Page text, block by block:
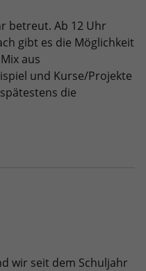
betreut. Ab 12 Uhr
gibt es die Möglichkeit
aus
und Kurse/Projekte
die
wir seit dem Schuljahr